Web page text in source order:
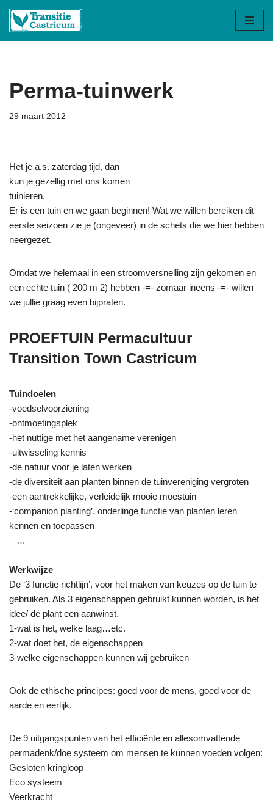
Ga
Perma-tuinwerk
29 maart 2012
Het je a.s. zaterdag tijd, dan
kun je gezellig met ons komen
tuinieren.
Er is een tuin en we gaan beginnen! Wat we willen bereiken dit
eerste seizoen zie je (ongeveer) in de schets die we hier hebben
neergezet.
Omdat we helemaal in een stroomversnelling zijn gekomen en
een echte tuin ( 200 m 2) hebben -=- zomaar ineens -=- willen
we jullie graag even bijpraten.
PROEFTUIN Permacultuur
Transition Town Castricum
Tuindoelen
-voedselvoorziening
-ontmoetingsplek
-het nuttige met het aangename verenigen
-uitwisseling kennis
-de natuur voor je laten werken
-de diversiteit aan planten binnen de tuinvereniging vergroten
-een aantrekkelijke, verleidelijk mooie moestuin
-‘companion planting’, onderlinge functie van planten leren
kennen en toepassen
– …
Werkwijze
De ‘3 functie richtlijn’, voor het maken van keuzes op de tuin te
gebruiken. Als 3 eigenschappen gebruikt kunnen worden, is het
idee/ de plant een aanwinst.
1-wat is het, welke laag…etc.
2-wat doet het, de eigenschappen
3-welke eigenschappen kunnen wij gebruiken
Ook de ethische principes: goed voor de mens, goed voor de
aarde en eerlijk.
De 9 uitgangspunten van het efficiënte en allesomvattende
permadenk/doe systeem om mensen te kunnen voeden volgen:
Gesloten kringloop
Eco systeem
Veerkracht